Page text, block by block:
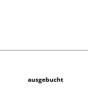
ausgebucht